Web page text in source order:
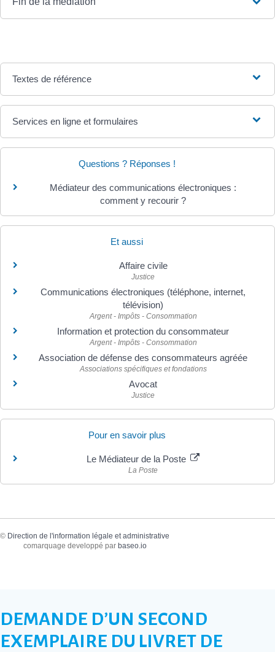
Textes de référence
Services en ligne et formulaires
Questions ? Réponses !
Médiateur des communications électroniques :
comment y recourir ?
Et aussi
Affaire civile
Justice
Communications électroniques (téléphone, internet,
télévision)
Argent - Impôts - Consommation
Information et protection du consommateur
Argent - Impôts - Consommation
Association de défense des consommateurs agréée
Associations spécifiques et fondations
Avocat
Justice
Pour en savoir plus
Le Médiateur de la Poste
La Poste
© Direction de l'information légale et administrative
comarquage developpé par baseo.io
DEMANDE D’UN SECOND
EXEMPLAIRE DU LIVRET DE